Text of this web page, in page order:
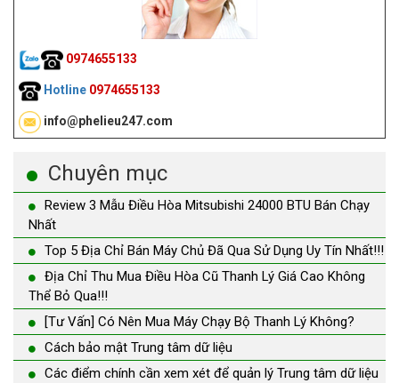
0974655133
Hotline 0974655133
info@phelieu247.com
Chuyên mục
Review 3 Mẫu Điều Hòa Mitsubishi 24000 BTU Bán Chạy
Nhất
Top 5 Địa Chỉ Bán Máy Chủ Đã Qua Sử Dụng Uy Tín Nhất!!!
Địa Chỉ Thu Mua Điều Hòa Cũ Thanh Lý Giá Cao Không
Thể Bỏ Qua!!!
[Tư Vấn] Có Nên Mua Máy Chạy Bộ Thanh Lý Không?
Cách bảo mật Trung tâm dữ liệu
Các điểm chính cần xem xét để quản lý Trung tâm dữ liệu